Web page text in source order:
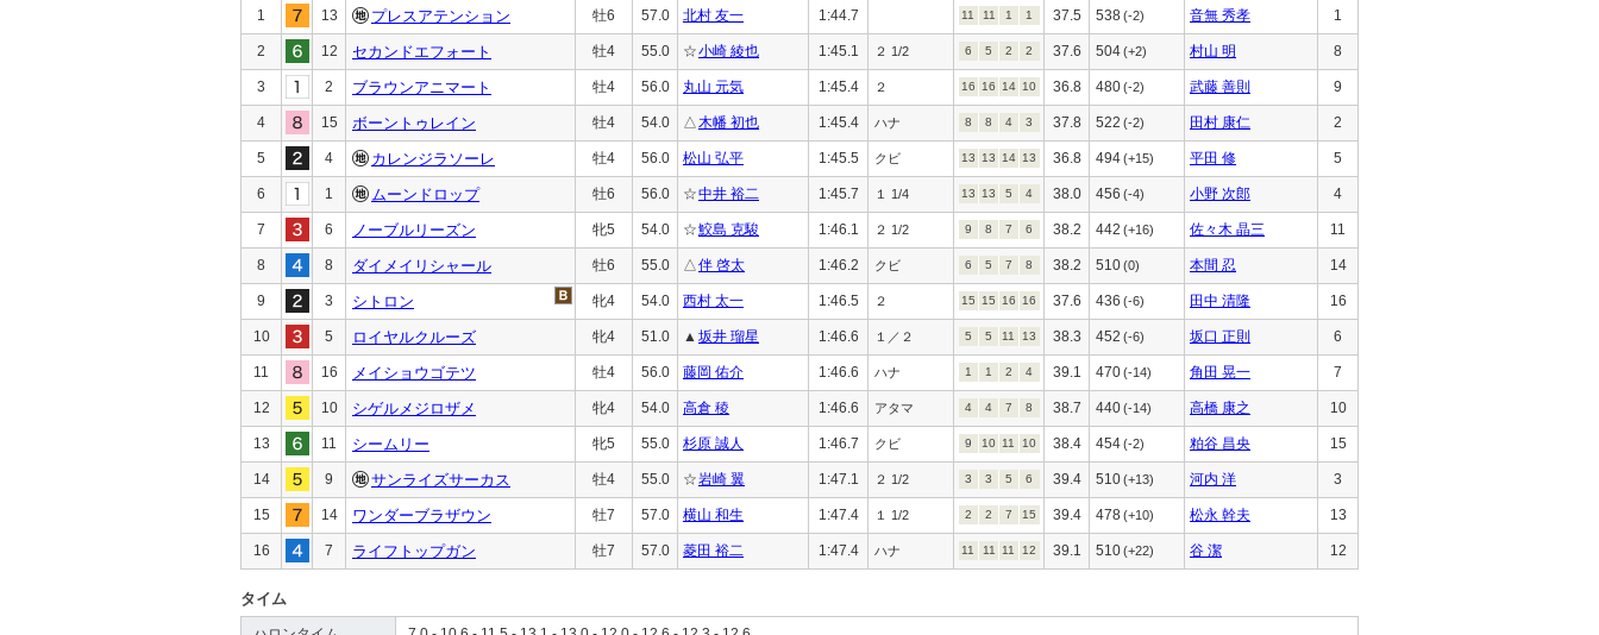
1 13 プレスアテンション 牡6 57.0 北村 友一 1:44.7 11 11 1 1 37.5 538(-2) 音無 秀孝 1
2 12 セカンドエフォート 牡4 55.0 ☆小崎 綾也 1:45.1 ２ 1/2 6 5 2 2 37.6 504(+2) 村山 明 8
3 2 ブラウンアニマート 牡4 56.0 丸山 元気 1:45.4 ２ 16 16 14 10 36.8 480(-2) 武藤 善則 9
4 15 ボーントゥレイン 牡4 54.0 △木幡 初也 1:45.4 ハナ 8 8 4 3 37.8 522 (-2) 田村 康仁 2
5 4 カレンジラソーレ 牡4 56.0 松山 弘平 1:45.5 クビ 13 13 14 13 36.8 494(+15) 平田 修 5
6 1 ムーンドロップ 牡6 56.0 ☆中井 裕二 1:45.7 １ 1/4 13 13 5 4 38.0 456 (-4) 小野 次郎 4
7 6 ノーブルリーズン 牝5 54.0 ☆鮫島 克駿 1:46.1 ２ 1/2 9 8 7 6 38.2 442 (+16) 佐々木 晶三 11
8 8 ダイメイリシャール 牡6 55.0 △伴 啓太 1:46.2 クビ 6 5 7 8 38.2 510(0) 本間 忍 14
9 3 シトロン 牝4 54.0 西村 太一 1:46.5 ２ 15 15 16 16 37.6 436 (-6) 田中 清隆 16
10 5 ロイヤルクルーズ 牝4 51.0 ▲ 坂井 瑠星 1:46.6 １／２ 5 5 11 13 38.3 452 (-6) 坂口 正則 6
11 16 メイショウゴテツ 牡4 56.0 藤岡 佑介 1:46.6 ハナ 1 1 2 4 39.1 470(-14) 角田 晃一 7
12 10 シゲルメジロザメ 牝4 54.0 高倉 稜 1:46.6 アタマ 4 4 7 8 38.7 440(-14) 高橋 康之 10
13 11 シームリー 牝5 55.0 杉原 誠人 1:46.7 クビ 9 10 11 10 38.4 454(-2) 粕谷 昌央 15
14 9 サンライズサーカス 牡4 55.0 ☆岩崎 翼 1:47.1 ２ 1/2 3 3 5 6 39.4 510(+13) 河内 洋 3
15 14 ワンダーブラザウン 牡7 57.0 横山 和生 1:47.4 １ 1/2 2 2 7 15 39.4 478(+10) 松永 幹夫 13
16 7 ライフトップガン 牡7 57.0 菱田 裕二 1:47.4 ハナ 11 11 11 12 39.1 510(+22) 谷 潔 12
タイム